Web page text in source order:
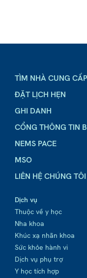
TÌM NHÀ CUNG
ĐẶT LỊCH HẸN
GHI DANH
CỔNG THÔNG TIN
NEMS PACE
MSO
LIÊN HỆ CHÚNG TÔI
Dịch vụ
Thuộc về y học
Nha khoa
Khúc xạ nhãn khoa
Sức khỏe hành vi
Dịch vụ phụ trợ
Y học tích hợp